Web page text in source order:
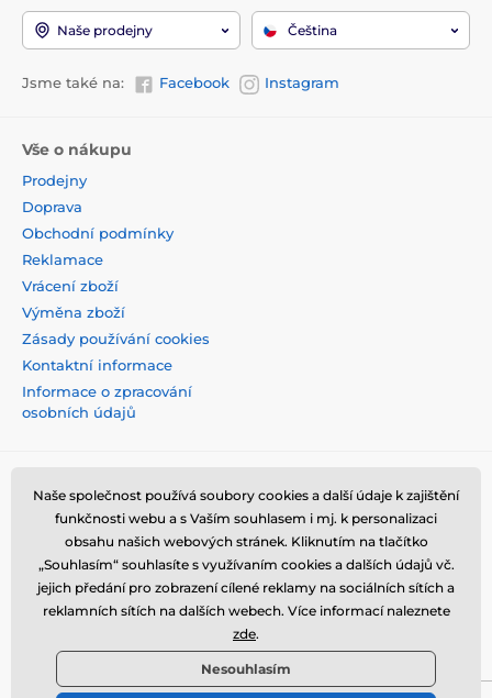
Naše prodejny Čeština
Jsme také na: Facebook Instagram
Vše o nákupu
Prodejny
Doprava
Obchodní podmínky
Reklamace
Vrácení zboží
Výměna zboží
Zásady používání cookies
Kontaktní informace
Informace o zpracování
osobních údajů
Naše společnost používá soubory cookies a další údaje k zajištění
funkčnosti webu a s Vaším souhlasem i mj. k personalizaci
obsahu našich webových stránek. Kliknutím na tlačítko
„Souhlasím“ souhlasíte s využívaním cookies a dalších údajů vč.
jejich předání pro zobrazení cílené reklamy na sociálních sítích a
reklamních sítích na dalších webech. Více informací naleznete
zde.
Nesouhlasím